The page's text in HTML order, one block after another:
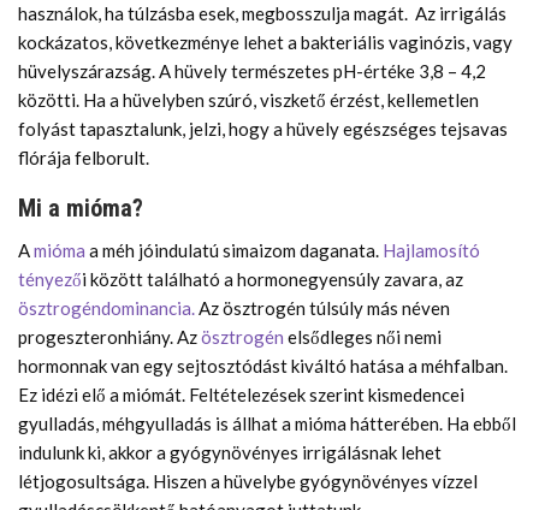
használok, ha túlzásba esek, megbosszulja magát. Az irrigálás
kockázatos, következménye lehet a bakteriális vaginózis, vagy
hüvelyszárazság. A hüvely természetes pH-értéke 3,8 – 4,2
közötti. Ha a hüvelyben szúró, viszkető érzést, kellemetlen
folyást tapasztalunk, jelzi, hogy a hüvely egészséges tejsavas
flórája felborult.
Mi a mióma?
Amióma a méh jóindulatú simaizom daganata. Hajlamosító
tényezői között található a hormonegyensúly zavara, az
ösztrogéndominancia.Az ösztrogén túlsúly más néven
progeszteronhiány. Azösztrogén elsődleges női nemi
hormonnak van egy sejtosztódást kiváltó hatása a méhfalban.
Ez idézi elő a miómát. Feltételezések szerint kismedencei
gyulladás, méhgyulladás is állhat a mióma hátterében. Ha ebből
indulunk ki, akkor a gyógynövényes irrigálásnak lehet
létjogosultsága. Hiszen a hüvelybe gyógynövényes vízzel